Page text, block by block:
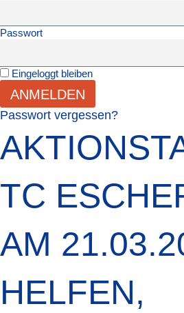
Passwort
Eingeloggt bleiben
ANMELDEN
Passwort vergessen?
TC
AM
HELFEN,